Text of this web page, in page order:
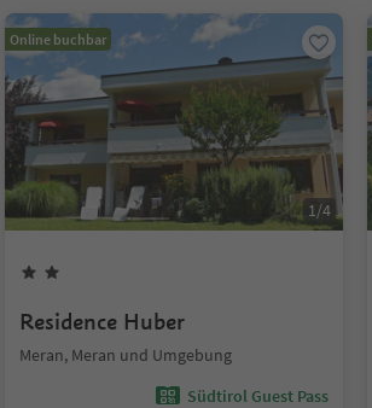
Online buchbar
1/4
Residence Huber
Meran, Meran und Umgebung
Südtirol Guest Pass